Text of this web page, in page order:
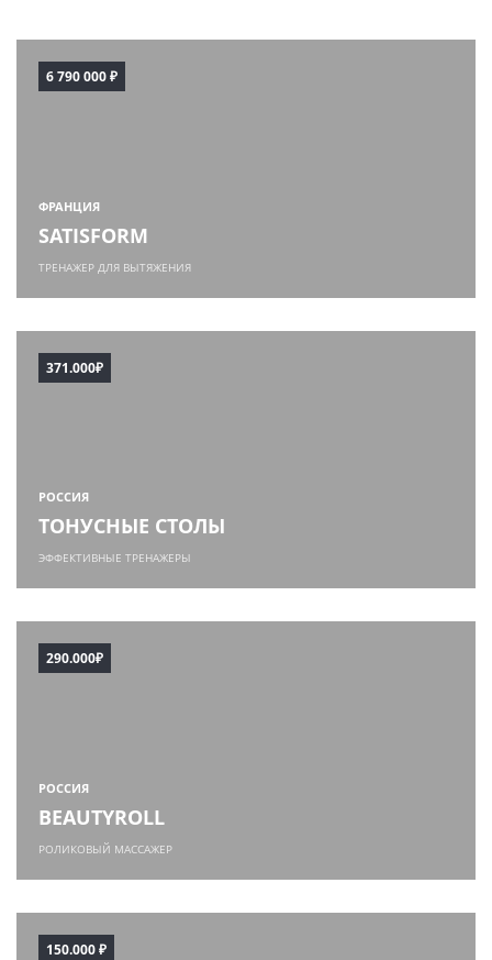
6 790 000 ₽
ФРАНЦИЯ
SATISFORM
ТРЕНАЖЕР ДЛЯ ВЫТЯЖЕНИЯ
371.000₽
РОССИЯ
ТОНУСНЫЕ СТОЛЫ
ЭФФЕКТИВНЫЕ ТРЕНАЖЕРЫ
290.000₽
РОССИЯ
BEAUTYROLL
РОЛИКОВЫЙ МАССАЖЕР
150.000 ₽